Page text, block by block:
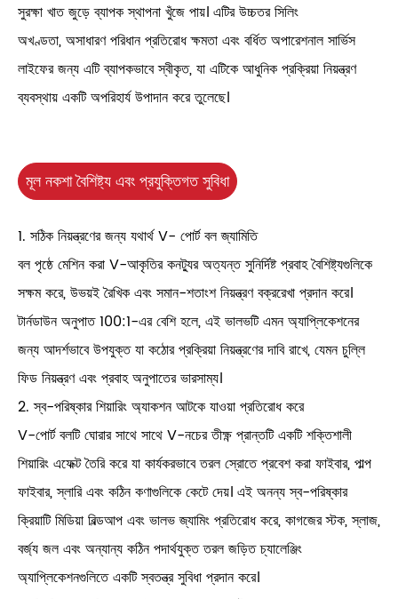
সুরক্ষা খাত জুড়ে ব্যাপক স্থাপনা খুঁজে পায়। এটির উচ্চতর সিলিং
অখণ্ডতা, অসাধারণ পরিধান প্রতিরোধ ক্ষমতা এবং বর্ধিত অপারেশনাল সার্ভিস
লাইফের জন্য এটি ব্যাপকভাবে স্বীকৃত, যা এটিকে আধুনিক প্রক্রিয়া নিয়ন্ত্রণ
ব্যবস্থায় একটি অপরিহার্য উপাদান করে তুলেছে।
মূল নকশা বৈশিষ্ট্য এবং প্রযুক্তিগত সুবিধা
1. সঠিক নিয়ন্ত্রণের জন্য যথার্থ V- পোর্ট বল জ্যামিতি
বল পৃষ্ঠে মেশিন করা V-আকৃতির কনট্যুর অত্যন্ত সুনির্দিষ্ট প্রবাহ বৈশিষ্ট্যগুলিকে
সক্ষম করে, উভয়ই রৈখিক এবং সমান-শতাংশ নিয়ন্ত্রণ বক্ররেখা প্রদান করে।
টার্নডাউন অনুপাত 100:1-এর বেশি হলে, এই ভালভটি এমন অ্যাপ্লিকেশনের
জন্য আদর্শভাবে উপযুক্ত যা কঠোর প্রক্রিয়া নিয়ন্ত্রণের দাবি রাখে, যেমন চুল্লি
ফিড নিয়ন্ত্রণ এবং প্রবাহ অনুপাতের ভারসাম্য।
2. স্ব-পরিষ্কার শিয়ারিং অ্যাকশন আটকে যাওয়া প্রতিরোধ করে
V-পোর্ট বলটি ঘোরার সাথে সাথে V-নচের তীক্ষ্ণ প্রান্তটি একটি শক্তিশালী
শিয়ারিং এফেক্ট তৈরি করে যা কার্যকরভাবে তরল স্রোতে প্রবেশ করা ফাইবার, পাল্প
ফাইবার, স্লারি এবং কঠিন কণাগুলিকে কেটে দেয়। এই অনন্য স্ব-পরিষ্কার
ক্রিয়াটি মিডিয়া বিল্ডআপ এবং ভালভ জ্যামিং প্রতিরোধ করে, কাগজের স্টক, স্লাজ,
বর্জ্য জল এবং অন্যান্য কঠিন পদার্থযুক্ত তরল জড়িত চ্যালেঞ্জিং
অ্যাপ্লিকেশনগুলিতে একটি স্বতন্ত্র সুবিধা প্রদান করে।